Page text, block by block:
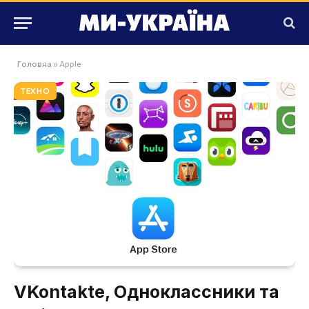
Головна » Apple
ТЕХНО
VKontakte, Одноклассники та